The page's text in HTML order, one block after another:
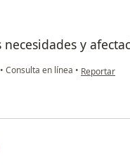
y
• Consulta en línea • en opinión
Reportar